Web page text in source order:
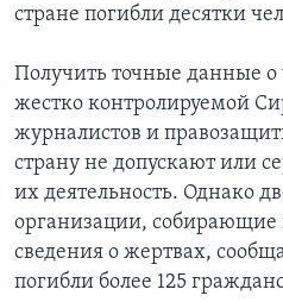
стране погибли десятки
Получить точные данные
жестко контролируемой
журналистов и
страну не допускают или
их деятельность. Однако
организации,
сведения о жертвах,
погибли более 125